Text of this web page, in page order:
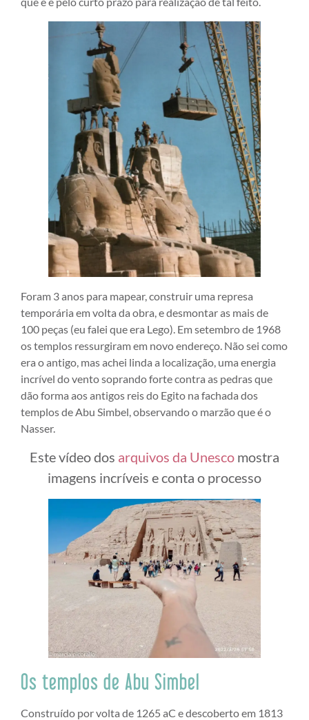
Foram 3 anos para mapear, construir uma represa
temporária em volta da obra, e desmontar as mais de
100 peças (eu falei que era Lego). Em setembro de 1968
os templos ressurgiram em novo endereço. Não sei como
era o antigo, mas achei linda a localização, uma energia
incrível do vento soprando forte contra as pedras que
dão forma aos antigos reis do Egito na fachada dos
templos de Abu Simbel, observando o marzão que é o
Nasser.
Este vídeo dos arquivos da Unesco mostra
imagens incríveis e conta o processo
Os templos de Abu Simbel
Construído por volta de 1265 aC e descoberto em 1813